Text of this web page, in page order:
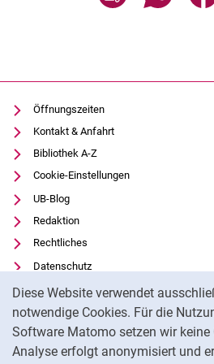
Diese Website verwendet
notwendige Cookies. Für die
Software Matomo setzen wir keine
Analyse erfolgt anonymisiert und
Historische Musikalien
Formulare
Öffnungszeiten
Kontakt & Anfahrt
Bibliothek A-Z
Cookie-Einstellungen
UB-Blog
Redaktion
Rechtliches
Datenschutz
Barrierefreiheit
Transparenter KI-Einsatz
Impressum